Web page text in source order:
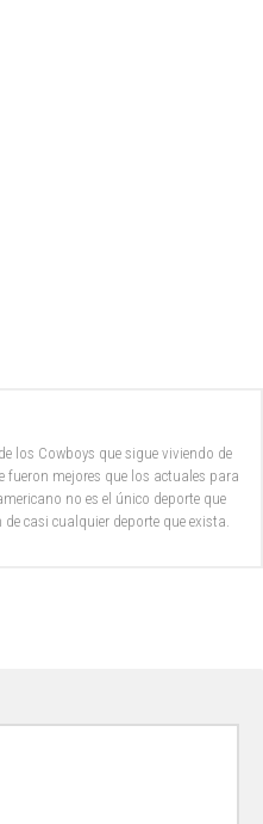
los Cowboys que sigue viviendo de
fueron mejores que los actuales para
no es el único deporte que
casi cualquier deporte que exista.